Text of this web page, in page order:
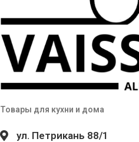
Товары для кухни и дома
ул. Петрикань 88/1